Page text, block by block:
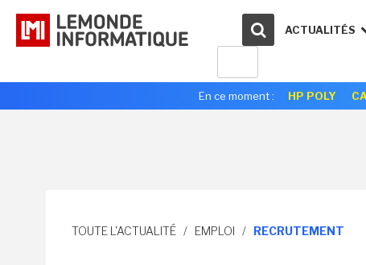
ACTUALITÉS
En ce moment : HP POLY
TOUTE L'ACTUALITÉ / EMPLOI / RECRUTEMENT